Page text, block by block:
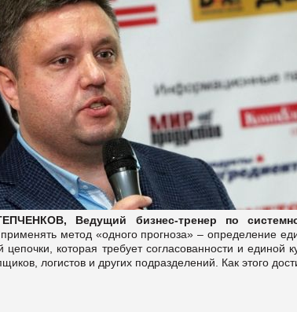
Ведущий бизнес-тренер по
метод «одного прогноза» – определение
цепочки, которая требует согласованности и
логистов и других подразделений. Как этого